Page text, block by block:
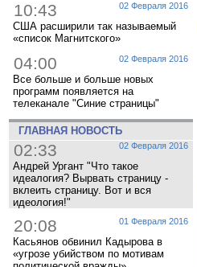
02 Февраля 2016
10:43
США расширили так называемый
«список Магнитского»
02 Февраля 2016
04:00
Все больше и больше новых
программ появляется на
телеканале "Синие страницы"
ГЛАВНАЯ НОВОСТЬ
02 Февраля 2016
02:33
Андрей Ургант "Что такое
идеалогия? Вырвать страницу -
вклеить страницу. Вот и вся
идеология!"
01 Февраля 2016
20:08
Касьянов обвинил Кадырова в
«угрозе убийством по мотивам